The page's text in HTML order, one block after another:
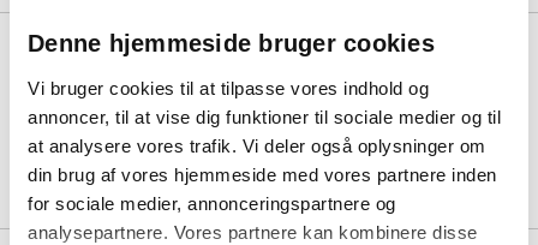
Denne hjemmeside bruger cookies
Vi bruger cookies til at tilpasse vores indhold og
annoncer, til at vise dig funktioner til sociale medier og til
at analysere vores trafik. Vi deler også oplysninger om
din brug af vores hjemmeside med vores partnere inden
for sociale medier, annonceringspartnere og
analysepartnere. Vores partnere kan kombinere disse
Flyttetæpper Luksus 150x200cm
Min. køb:12 stk á 32,06
Køb mere til kun: 24,56